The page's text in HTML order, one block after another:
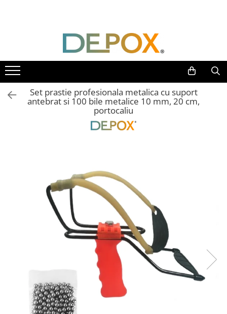
Toate Produsele
SPORT & TIMP LIBER
AUTOAPARARE
Pumnaluri si boxuri
Bastoane telescopice si nunceaguri
Cutite vanatoare
Briceaguri fluture & antrenament
Sabii & Macete
Accesorii tactice si sport
Accesori camping & drumetii
Topor camping
Seturi de cutite & accesorii
vanatoare si tactice
BINOCLURI & LUNETE
Set prastie profesionala metalica cu suport
antebrat si 100 bile metalice 10 mm, 20 cm,
portocaliu